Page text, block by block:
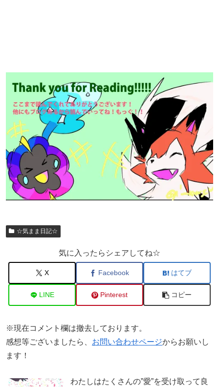
☆気まま日記☆
気に入ったらシェアしてね☆
X Facebook はてブ
LINE Pinterest コピー
※現在コメント欄は撤去しております。
感想等ございましたら、 お問い合わせページからお願いし
ます！
わたしはたくさんの”愛”を受け取って良